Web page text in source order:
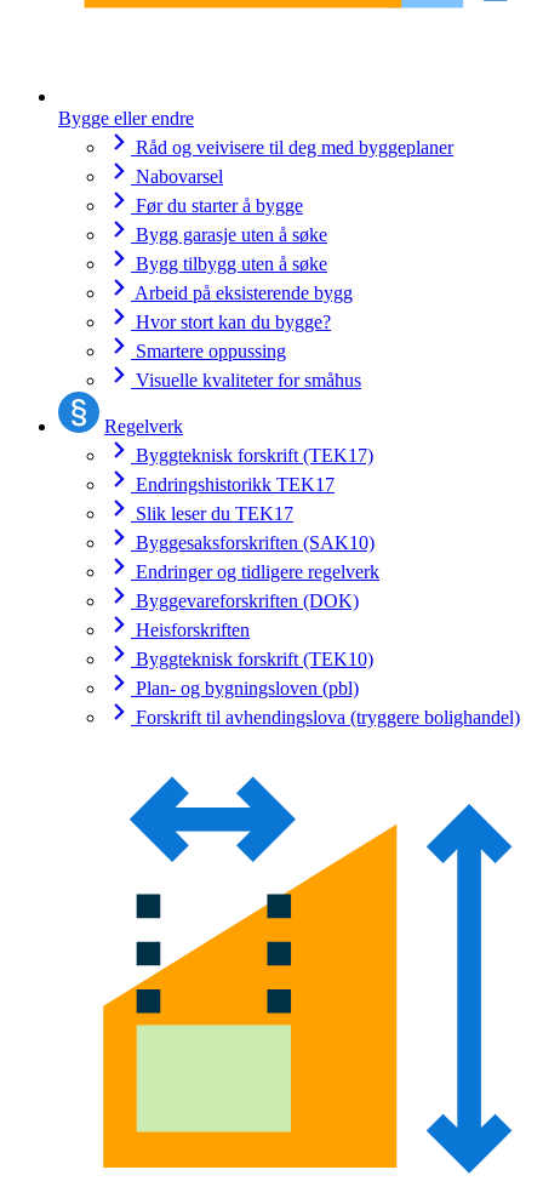
Bygge eller endre
Råd og veivisere til deg med byggeplaner
Nabovarsel
Før du starter å bygge
Bygg garasje uten å søke
Bygg tilbygg uten å søke
Arbeid på eksisterende bygg
Hvor stort kan du bygge?
Smartere oppussing
Visuelle kvaliteter for småhus
Regelverk
Byggteknisk forskrift (TEK17)
Endringshistorikk TEK17
Slik leser du TEK17
Byggesaksforskriften (SAK10)
Endringer og tidligere regelverk
Byggevareforskriften (DOK)
Heisforskriften
Byggteknisk forskrift (TEK10)
Plan- og bygningsloven (pbl)
Forskrift til avhendingslova (tryggere bolighandel)